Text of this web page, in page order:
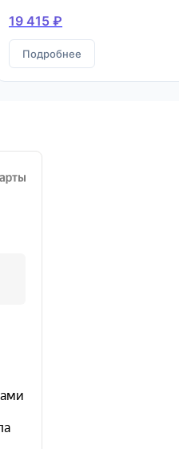
Квалификация: Повар
19 415 ₽
Подробнее